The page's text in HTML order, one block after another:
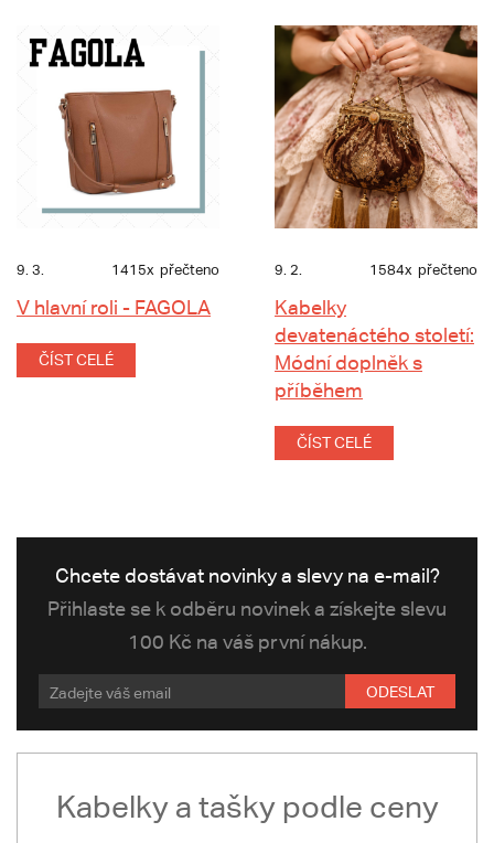
9. 3. 1415x přečteno
V hlavní roli - FAGOLA
ČÍST CELÉ
9. 2. 1584x přečteno
Kabelky
devatenáctého století:
Módní doplněk s
příběhem
ČÍST CELÉ
Chcete dostávat novinky a slevy na e-mail?
Přihlaste se k odběru novinek a získejte slevu
100 Kč na váš první nákup.
ODESLAT
Kabelky a tašky podle ceny